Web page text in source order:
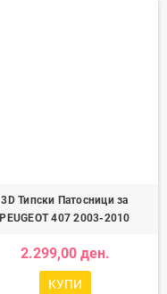
3D Типски Патосници за
PEUGEOT 407 2003-2010
2.299,00 ден.
КУПИ